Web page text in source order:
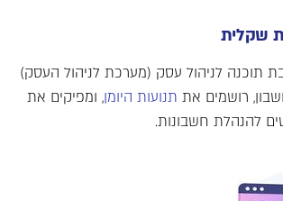
שקלית
תוכנה לניהול עסק (מערכת לניהול העסק)
רושמים את תנועות היומן, ומפיקים את
להנהלת חשבונות.